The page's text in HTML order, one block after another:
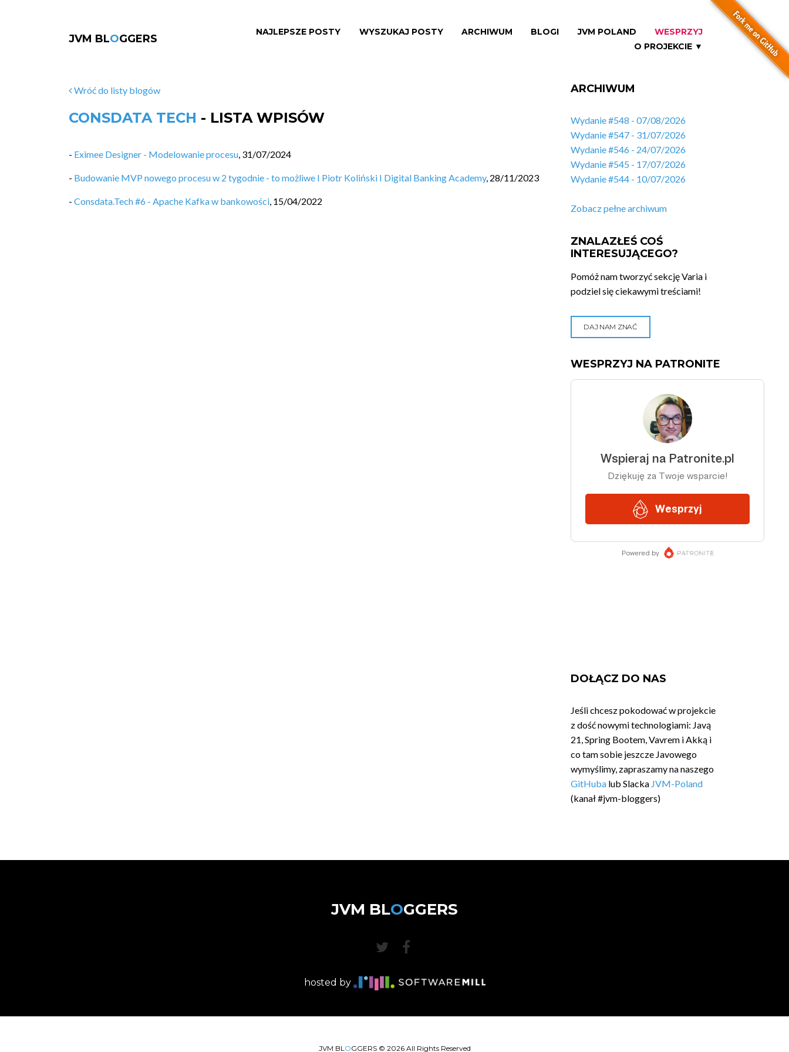
JVM BLOGGERS
NAJLEPSZE POSTY WYSZUKAJ POSTY ARCHIWUM BLOGI JVM POLAND
WESPRZYJ
O PROJEKCIE ▼
Wróć do listy blogów
CONSDATA TECH - LISTA WPISÓW
- Eximee Designer - Modelowanie procesu, 31/07/2024
- Budowanie MVP nowego procesu w 2 tygodnie - to możliwe I Piotr Koliński I Digital Banking Academy, 28/11/2023
- Consdata.Tech #6 - Apache Kafka w bankowości, 15/04/2022
ARCHIWUM
Wydanie #548 - 07/08/2026
Wydanie #547 - 31/07/2026
Wydanie #546 - 24/07/2026
Wydanie #545 - 17/07/2026
Wydanie #544 - 10/07/2026
Zobacz pełne archiwum
ZNALAZŁEŚ COŚ
INTERESUJĄCEGO?
Pomóż nam tworzyć sekcję Varia i
podziel się ciekawymi treściami!
DAJ NAM ZNAĆ
WESPRZYJ NA PATRONITE
DOŁĄCZ DO NAS
Jeśli chcesz pokodować w projekcie
z dość nowymi technologiami: Javą
21, Spring Bootem, Vavrem i Akką i
co tam sobie jeszcze Javowego
wymyślimy, zapraszamy na naszego
GitHuba lub Slacka JVM-Poland
(kanał #jvm-bloggers)
JVM BLOGGERS
hosted by
JVM BLOGGERS © 2026All Rights Reserved